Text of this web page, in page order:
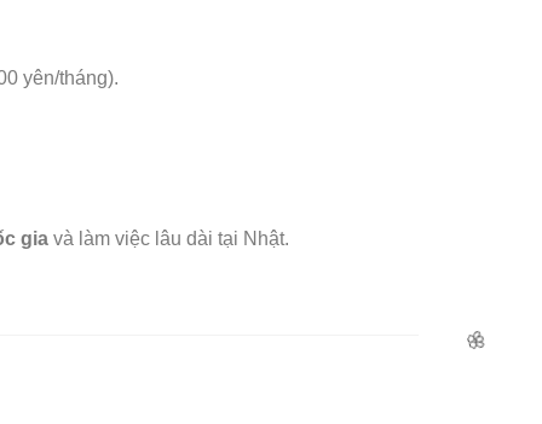
yên/tháng).
gia và làm việc lâu dài tại Nhật.